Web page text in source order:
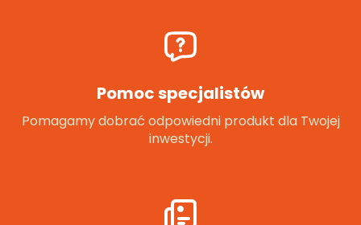
Pomoc specjalistów
Pomagamy dobrać odpowiedni produkt dla Twojej
inwestycji.